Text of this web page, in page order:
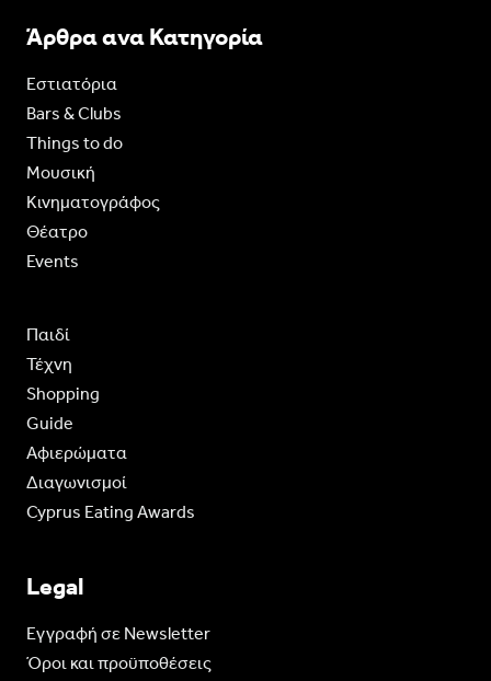
Άρθρα ανα Κατηγορία
Εστιατόρια
Bars & Clubs
Things to do
Moυσική
Κινηματογράφος
Θέατρο
Events
Παιδί
Τέχνη
Shopping
Guide
Aφιερώματα
Διαγωνισμοί
Cyprus Eating Awards
Legal
Eγγραφή σε Newsletter
Όροι και προϋποθέσεις